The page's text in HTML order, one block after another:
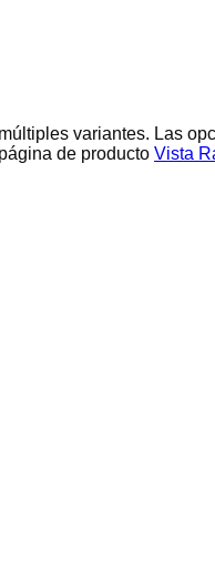
variantes. Las
de producto Vista